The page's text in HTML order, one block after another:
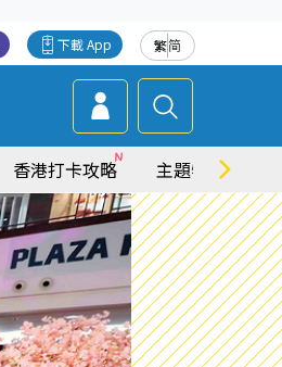
繁简
下載 App
香港打卡攻略 主題特集